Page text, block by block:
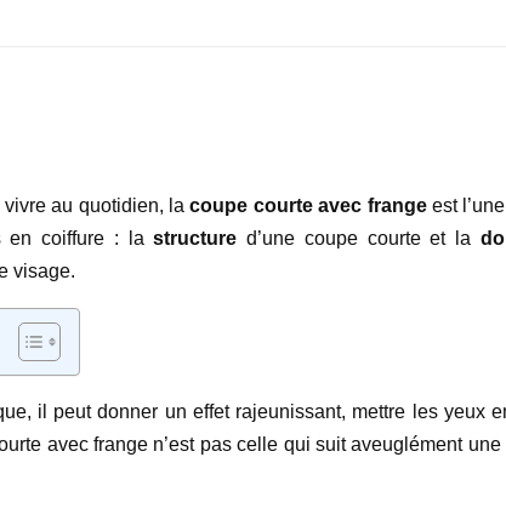
vivre au quotidien, lacoupe courte avec frangeest
en coiffure : lastructure d’une coupe courte et la
visage.
il peut donner un effet rajeunissant, mettre les yeux
avec frange n’est pas celle qui suit aveuglément une